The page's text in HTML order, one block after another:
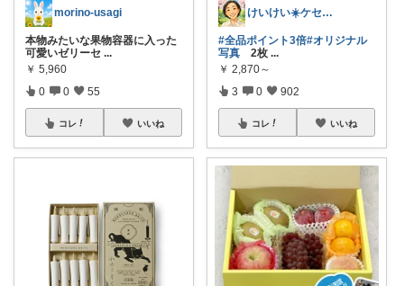
morino-usagi
本物みたいな果物容器に入った
可愛いゼリーセ ...
￥ 5,960
0 0 55
コレ いいね
けいけい☀️ケセラセラと軽やかに🌻
#全品ポイント3倍#オリジナル
写真 2枚 ...
￥ 2,870～
3 0 902
コレ いいね